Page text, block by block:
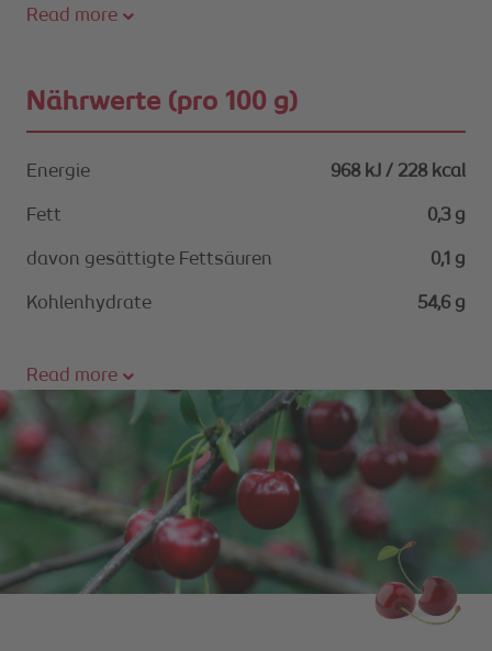
Read more
Nährwerte (pro 100 g)
Energie 968 kJ / 228 kcal
Fett 0,3 g
davon gesättigte Fettsäuren 0,1 g
Kohlenhydrate 54,6 g
Read more